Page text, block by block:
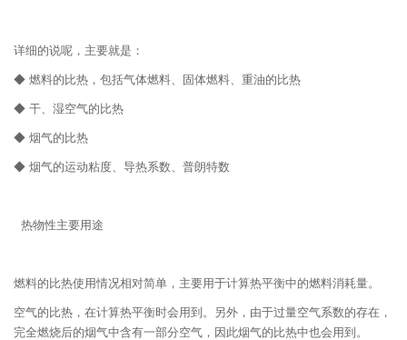
详细的说呢，主要就是：
◆ 燃料的比热，包括气体燃料、固体燃料、重油的比热
◆ 干、湿空气的比热
◆ 烟气的比热
◆ 烟气的运动粘度、导热系数、普朗特数
热物性主要用途
燃料的比热使用情况相对简单，主要用于计算热平衡中的燃料消耗量。
空气的比热，在计算热平衡时会用到。另外，由于过量空气系数的存在，
完全燃烧后的烟气中含有一部分空气，因此烟气的比热中也会用到。